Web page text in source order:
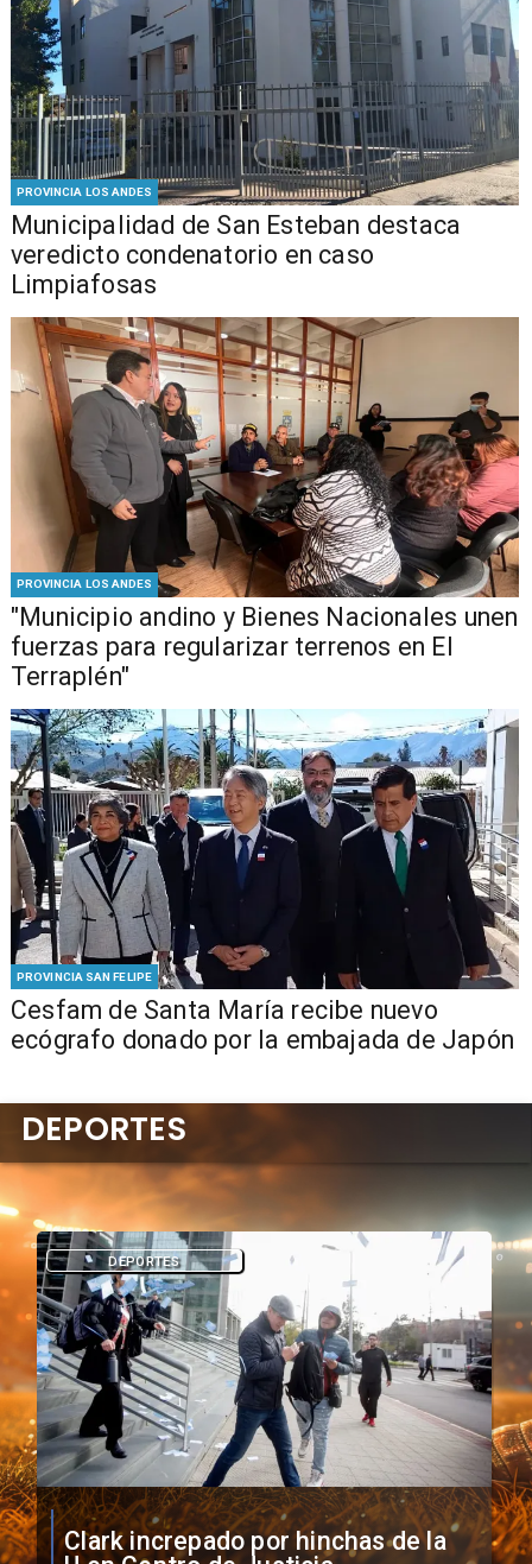
PROVINCIA LOS ANDES
Municipalidad de San Esteban destaca
veredicto condenatorio en caso
Limpiafosas
PROVINCIA LOS ANDES
"Municipio andino y Bienes Nacionales unen
fuerzas para regularizar terrenos en El
Terraplén"
PROVINCIA SAN FELIPE
Cesfam de Santa María recibe nuevo
ecógrafo donado por la embajada de Japón
Vozinha firma contrato con Colo
DEPORTES
DEPORTES